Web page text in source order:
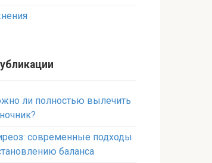
ли полностью вылечить
современные подходы
баланса